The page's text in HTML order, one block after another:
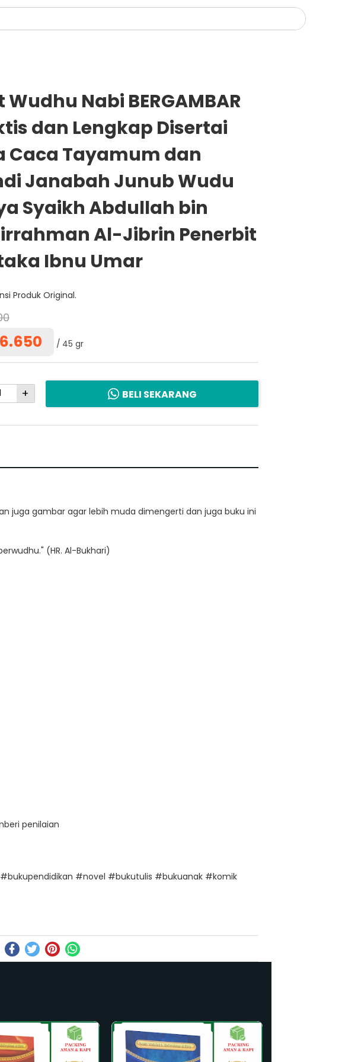
Wudhu Nabi BERGAMBAR
dan Lengkap Disertai
Caca Tayamum dan
Janabah Junub Wudu
Syaikh Abdullah bin
Al-Jibrin Penerbit
Ibnu Umar
Produk Original.
45 gr
+ BELI SEKARANG
juga gambar agar lebih muda dimengerti dan juga buku ini
(HR. Al-Bukhari)
penilaian
#novel #bukutulis #bukuanak #komik